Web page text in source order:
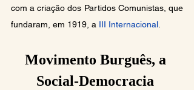
com a criação dos Partidos Comunistas, que
fundaram, em 1919, a III Internacional
Movimento Burguês, a
Social-Democracia